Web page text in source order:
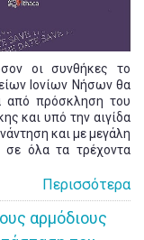
οι συνθήκες το
Ιονίων Νήσων θα
από πρόσκληση του
και υπό την αιγίδα
και με μεγάλη
σε όλα τα τρέχοντα
Περισσότερα
αρμόδιους